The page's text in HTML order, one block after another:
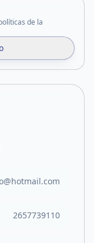
de la
2657739110